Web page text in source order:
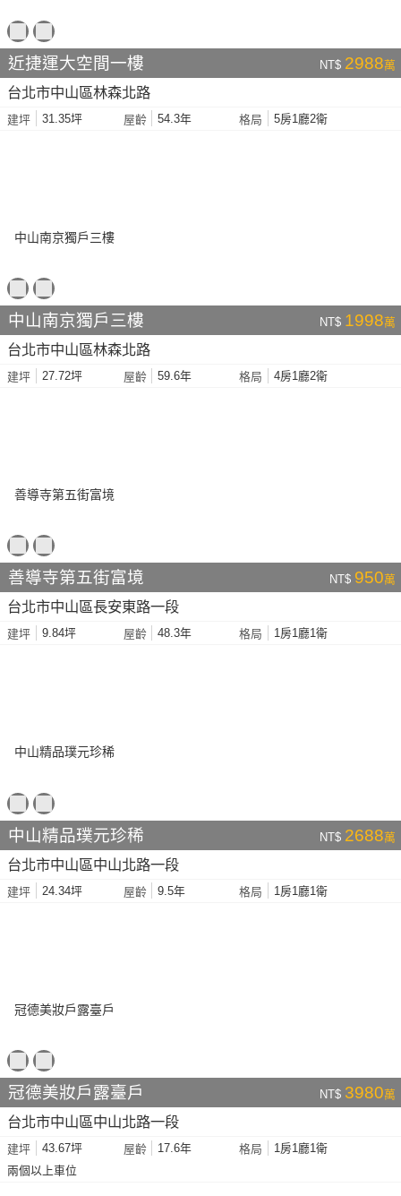
近捷運大空間一樓 NT$ 2988萬
台北市中山區林森北路
建坪 31.35坪 屋齡 54.3年 格局 5房1廳2衛
中山南京獨戶三樓 NT$ 1998萬
台北市中山區林森北路
建坪 27.72坪 屋齡 59.6年 格局 4房1廳2衛
善導寺第五街富境 NT$ 950萬
台北市中山區長安東路一段
建坪 9.84坪 屋齡 48.3年 格局 1房1廳1衛
中山精品璞元珍稀 NT$ 2688萬
台北市中山區中山北路一段
建坪 24.34坪 屋齡 9.5年 格局 1房1廳1衛
冠德美妝戶露臺戶 NT$ 3980萬
台北市中山區中山北路一段
建坪 43.67坪 屋齡 17.6年 格局
1房1廳1衛
兩個以上車位